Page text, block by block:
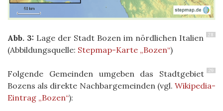
28
Abb. 3: Lage der Stadt Bozen im nördlichen Italien
(Abbildungsquelle: Stepmap-Karte „Bozen“)
29
Folgende Gemeinden umgeben das Stadtgebiet
Bozens als direkte Nachbargemeinden (vgl. Wikipedia-
Eintrag „Bozen“):